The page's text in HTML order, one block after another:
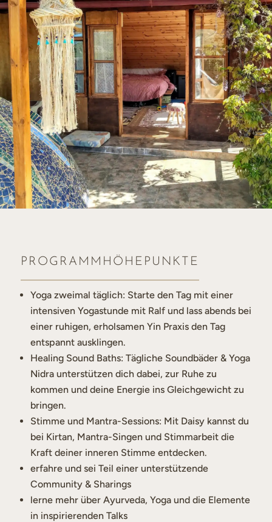
PROGRAMMHÖHEPUNKTE
Yoga zweimal täglich: Starte den Tag mit einer
intensiven Yogastunde mit Ralf und lass abends bei
einer ruhigen, erholsamen Yin Praxis den Tag
entspannt ausklingen.
Healing Sound Baths: Tägliche Soundbäder & Yoga
Nidra unterstützen dich dabei, zur Ruhe zu
kommen und deine Energie ins Gleichgewicht zu
bringen.
Stimme und Mantra-Sessions: Mit Daisy kannst du
bei Kirtan, Mantra-Singen und Stimmarbeit die
Kraft deiner inneren Stimme entdecken.
erfahre und sei Teil einer unterstützende
Community & Sharings
lerne mehr über Ayurveda, Yoga und die Elemente
in inspirierenden Talks